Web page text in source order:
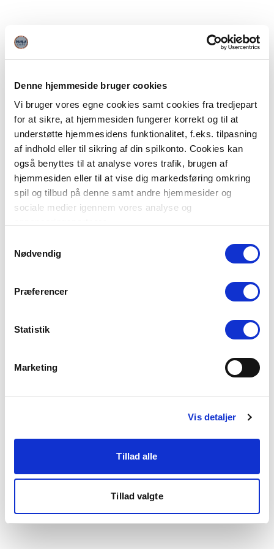
Denne hjemmeside bruger cookies
Vi bruger vores egne cookies samt cookies fra tredjepart
for at sikre, at hjemmesiden fungerer korrekt og til at
understøtte hjemmesidens funktionalitet, f.eks. tilpasning
af indhold eller til sikring af din spilkonto. Cookies kan
også benyttes til at analyse vores trafik, brugen af
hjemmesiden eller til at vise dig markedsføring omkring
spil og tilbud på denne samt andre hjemmesider og
sociale medier igennem vores analyse og
Du kan læse mere om vores brug af cookies under
"Detaljer" eller ved at klikke videre til vores Cookiepolitik,
Nødvendig
Præferencer
Statistik
Marketing
Vis detaljer
Tillad alle
Tillad valgte